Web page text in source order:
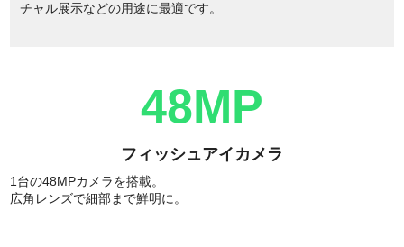
チャル展示などの用途に最適です。
48MP
フィッシュアイカメラ
1台の48MPカメラを搭載。
広角レンズで細部まで鮮明に。